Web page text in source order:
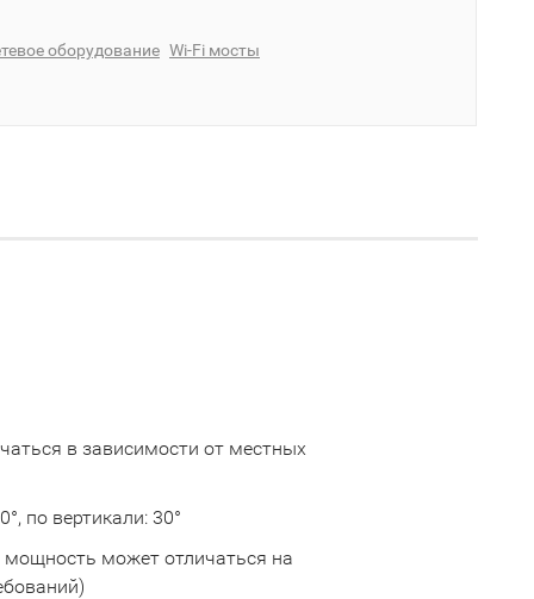
оборудование Wi-Fi мосты
в зависимости от местных
по вертикали: 30°
может отличаться на